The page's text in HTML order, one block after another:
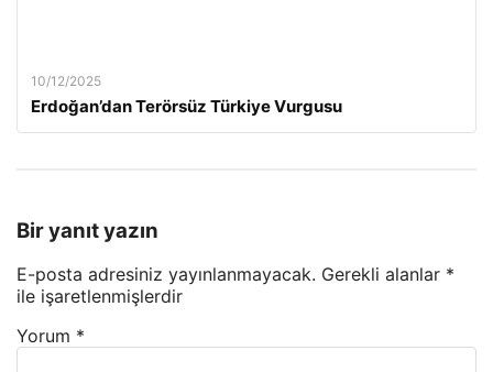
10/12/2025
Erdoğan’dan Terörsüz Türkiye Vurgusu
Bir yanıt yazın
E-posta adresiniz yayınlanmayacak. Gerekli alanlar *
ile işaretlenmişlerdir
Yorum *